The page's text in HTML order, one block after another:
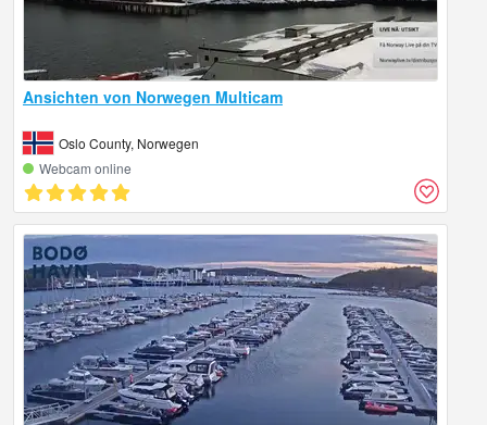
Ansichten von Norwegen Multicam
Oslo County, Norwegen
Webcam online